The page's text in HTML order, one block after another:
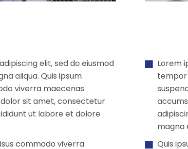
elit, sed do eiusmod
aliqua. Quis ipsum
viverra maecenas
dolor sit amet, consectetur
ut labore et dolore
commodo viverra
Lorem
tempor
magna
Quis